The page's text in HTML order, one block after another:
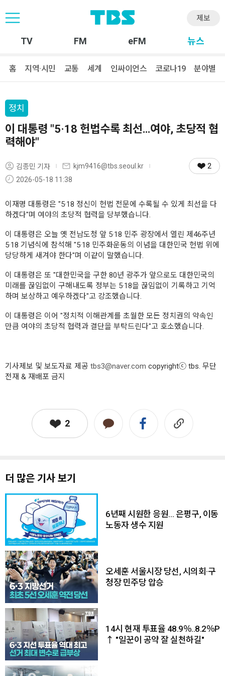
제보
TV FM eFM 뉴스
홈 지역·시민 교통 세계 인싸이언스 코로나19 분야별
정치
이 대통령 "5·18 헌법수록 최선…여야, 초당적 협
력해야"
김종민 기자
kjm9416@tbs.seoul.kr
2026-05-18 11:38
2
이재명 대통령은 "5·18 정신이 헌법 전문에 수록될 수 있게 최선을 다
하겠다"며 여야의 초당적 협력을 당부했습니다.
이 대통령은 오늘 옛 전남도청 앞 5·18 민주 광장에서 열린 제46주년
5·18 기념식에 참석해 "5·18 민주화운동의 이념을 대한민국 헌법 위에
당당하게 새겨야 한다"며 이같이 말했습니다.
이 대통령은 또 "대한민국을 구한 80년 광주가 앞으로도 대한민국의
미래를 끊임없이 구해내도록 정부는 5·18을 끊임없이 기록하고 기억
하며 보상하고 예우하겠다"고 강조했습니다.
이 대통령은 이어 "정치적 이해관계를 초월한 모든 정치권의 약속인
만큼 여야의 초당적 협력과 결단을 부탁드린다"고 호소했습니다.
기사제보 및 보도자료 제공 tbs3@naver.com copyrightⓒ tbs. 무단
전재 & 재배포 금지
2
더 많은 기사 보기
6년째 시원한 응원… 은평구, 이동
노동자 생수 지원
오세훈 서울시장 당선, 시의회·구
청장 민주당 압승
14시 현재 투표율 48.9％..8.2％P
↑ "일꾼이 공약 잘 실천하길"